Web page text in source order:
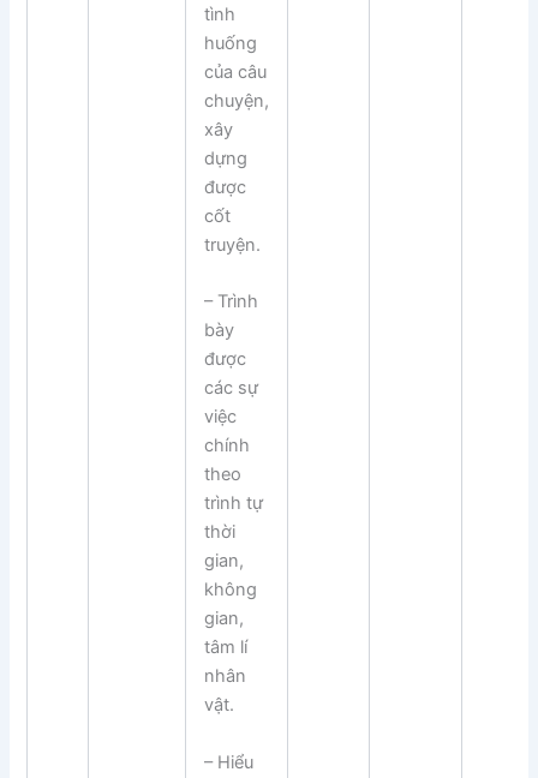
tình
huống
của câu
chuyện,
xây
dựng
được
cốt
truyện.
– Trình
bày
được
các sự
việc
chính
theo
trình tự
thời
gian,
không
gian,
tâm lí
nhân
vật.
– Hiểu